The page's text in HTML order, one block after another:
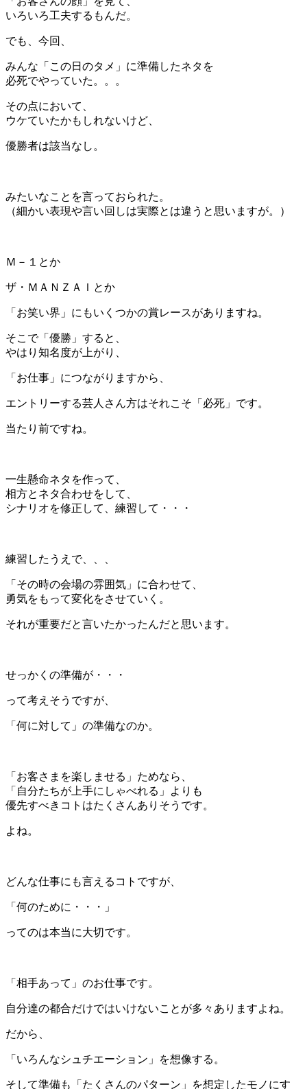
いろいろ工夫するもんだ。
でも、今回、
みんな「この日のタメ」に準備したネタを
必死でやっていた。。。
その点において、
ウケていたかもしれないけど、
優勝者は該当なし。
みたいなことを言っておられた。
（細かい表現や言い回しは実際とは違うと思いますが。）
Ｍ－１とか
ザ・ＭＡＮＺＡＩとか
「お笑い界」にもいくつかの賞レースがありますね。
そこで「優勝」すると、
やはり知名度が上がり、
「お仕事」につながりますから、
エントリーする芸人さん方はそれこそ「必死」です。
当たり前ですね。
一生懸命ネタを作って、
相方とネタ合わせをして、
シナリオを修正して、練習して・・・
練習したうえで、、、
「その時の会場の雰囲気」に合わせて、
勇気をもって変化をさせていく。
それが重要だと言いたかったんだと思います。
せっかくの準備が・・・
って考えそうですが、
「何に対して」の準備なのか。
「お客さまを楽しませる」ためなら、
「自分たちが上手にしゃべれる」よりも
優先すべきコトはたくさんありそうです。
よね。
どんな仕事にも言えるコトですが、
「何のために・・・」
ってのは本当に大切です。
「相手あって」のお仕事です。
自分達の都合だけではいけないことが多々ありますよね。
だから、
「いろんなシュチエーション」を想像する。
そして準備も「たくさんのパターン」を想定したモノにす